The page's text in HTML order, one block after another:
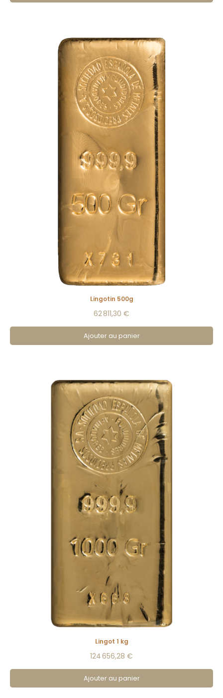
Lingotin 500g
62 811,30 €
Ajouter au panier
Lingot 1 kg
124 656,28 €
Ajouter au panier